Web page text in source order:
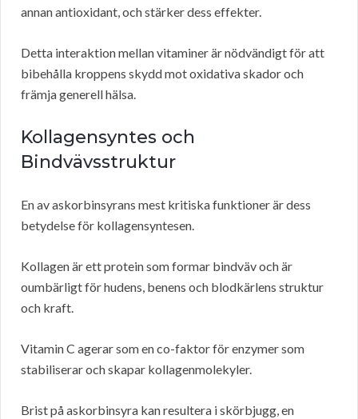
annan antioxidant, och stärker dess effekter.
Detta interaktion mellan vitaminer är nödvändigt för att
bibehålla kroppens skydd mot oxidativa skador och
främja generell hälsa.
Kollagensyntes och
Bindvävsstruktur
En av askorbinsyrans mest kritiska funktioner är dess
betydelse för kollagensyntesen.
Kollagen är ett protein som formar bindväv och är
oumbärligt för hudens, benens och blodkärlens struktur
och kraft.
Vitamin C agerar som en co-faktor för enzymer som
stabiliserar och skapar kollagenmolekyler.
Brist på askorbinsyra kan resultera i skörbjugg, en